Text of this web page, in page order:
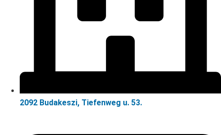
2092 Budakeszi, Tiefenweg u. 53.